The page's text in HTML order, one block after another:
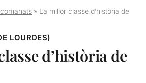
» La millor classe d’història de
LOURDES)
d’història de